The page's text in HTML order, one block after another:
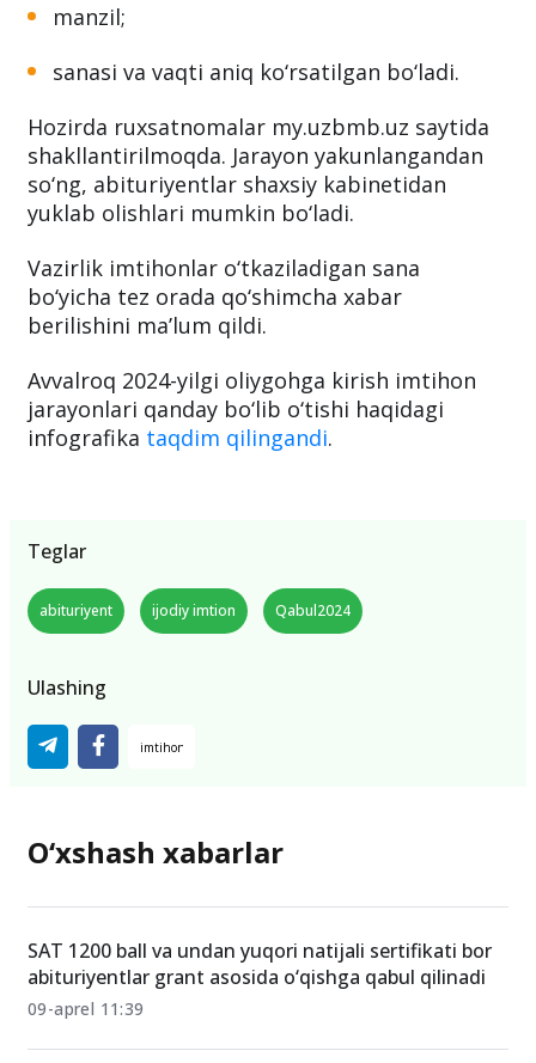
manzil;
sanasi va vaqti aniq ko‘rsatilgan bo‘ladi.
Hozirda ruxsatnomalar my.uzbmb.uz saytida
shakllantirilmoqda. Jarayon yakunlangandan
so‘ng, abituriyentlar shaxsiy kabinetidan
yuklab olishlari mumkin bo‘ladi.
Vazirlik imtihonlar o‘tkaziladigan sana
bo‘yicha tez orada qo‘shimcha xabar
berilishini ma’lum qildi.
Avvalroq 2024-yilgi oliygohga kirish imtihon
jarayonlari qanday bo‘lib o‘tishi haqidagi
infografika taqdim qilingandi.
Teglar
abituriyent ijodiy imtion Qabul2024
Ulashing
O‘xshash xabarlar
SAT 1200 ball va undan yuqori natijali sertifikati bor
abituriyentlar grant asosida o‘qishga qabul qilinadi
09-aprel 11:39